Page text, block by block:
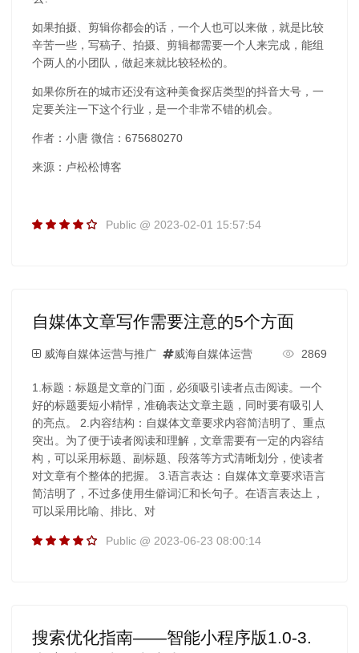
如果拍摄、剪辑你都会的话，一个人也可以来做，就是比较
辛苦一些，写稿子、拍摄、剪辑都需要一个人来完成，能组
个两人的小团队，做起来就比较轻松的。
如果你所在的城市还没有这种美食探店类型的抖音大号，一
定要关注一下这个行业，是一个非常不错的机会。
作者：小唐 微信：675680270
来源：卢松松博客
Public @ 2023-02-01 15:57:54
自媒体文章写作需要注意的5个方面
威海自媒体运营与推广 威海自媒体运营 2869
1.标题：标题是文章的门面，必须吸引读者点击阅读。一个
好的标题要短小精悍，准确表达文章主题，同时要有吸引人
的亮点。 2.内容结构：自媒体文章要求内容简洁明了、重点
突出。为了便于读者阅读和理解，文章需要有一定的内容结
构，可以采用标题、副标题、段落等方式清晰划分，使读者
对文章有个整体的把握。 3.语言表达：自媒体文章要求语言
简洁明了，不过多使用生僻词汇和长句子。在语言表达上，
可以采用比喻、排比、对
Public @ 2023-06-23 08:00:14
搜索优化指南——智能小程序版1.0-3.